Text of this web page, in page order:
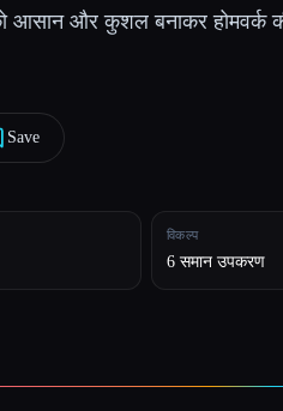
आसान और कुशल बनाकर होमवर्क
Save
विकल्प
6 समान उपकरण